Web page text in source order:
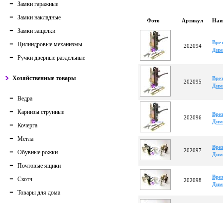
Замки гаражные
Замки накладные
Замки защелки
Цилиндровые механизмы
Ручки дверные раздельные
Хозяйственные товары
Ведра
Карнизы струнные
Кочерга
Метла
Обувные рожки
Почтовые ящики
Скотч
Товары для дома
Фото Артикул
202094
202095
202096
202097
202098